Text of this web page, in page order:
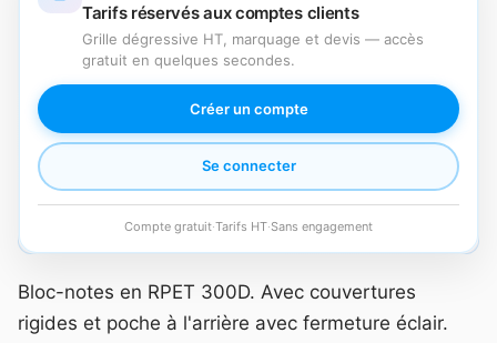
Tarifs réservés aux comptes clients
Grille dégressive HT, marquage et devis — accès
gratuit en quelques secondes.
Créer un compte
Se connecter
Compte gratuit·Tarifs HT·Sans engagement
Bloc-notes en RPET 300D. Avec couvertures
rigides et poche à l'arrière avec fermeture éclair.